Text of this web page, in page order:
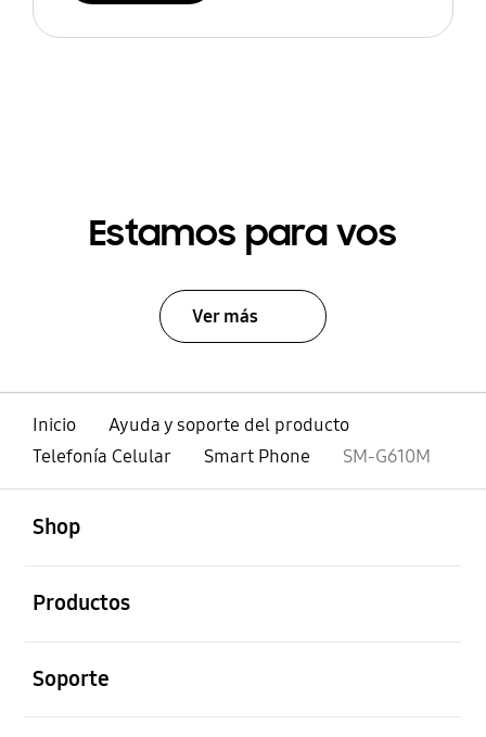
Estamos para vos
Ver más
Inicio
Ayuda y soporte del producto
Telefonía Celular
Smart Phone SM-G610M
Shop
Productos
Soporte